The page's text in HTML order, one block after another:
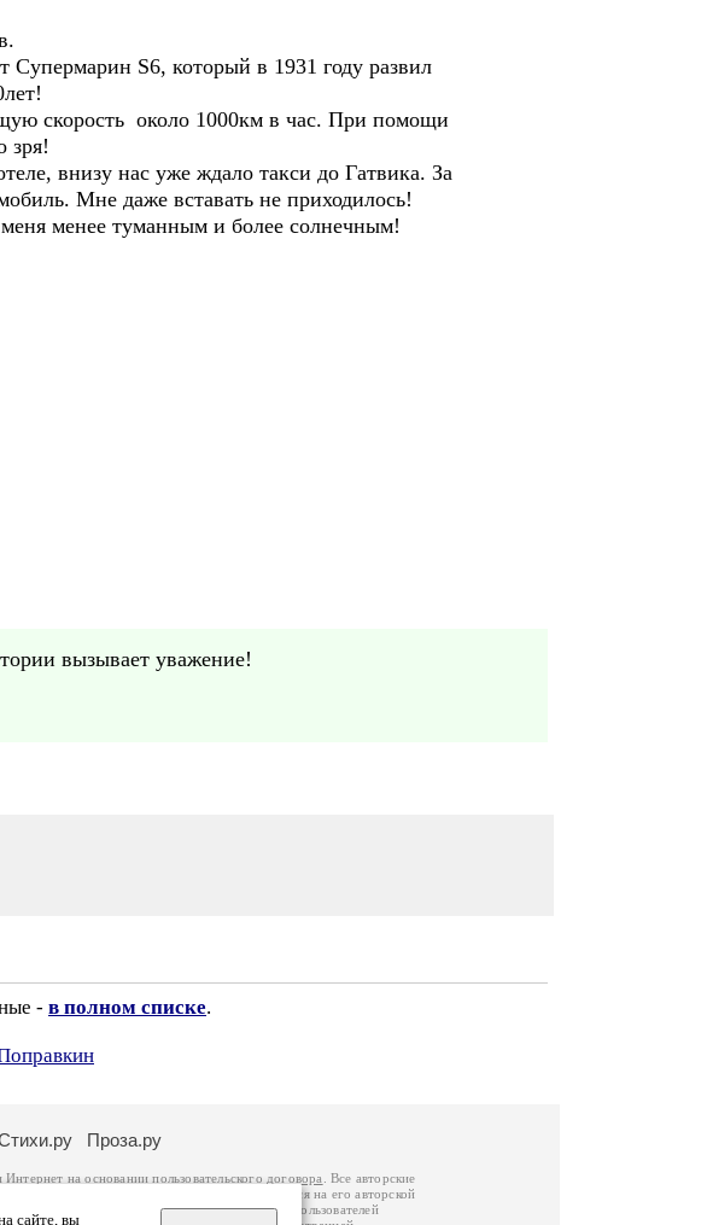
S6, который в 1931 году развил
скорость около 1000км в час. При помощи
зря!
внизу нас уже ждало такси до Гатвика. За
Мне даже вставать не приходилось!
менее туманным и более солнечным!
вызывает уважение!
- в полном списке.
сайте, вы
Проза.ру
Интернет на основаниипользовательского договора
. Все авторские
его автора, к которому вы можете обратиться на его авторской
Российской Федерации. Данные пользователей